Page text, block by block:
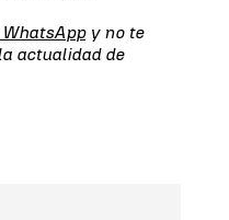
y no te
actualidad de